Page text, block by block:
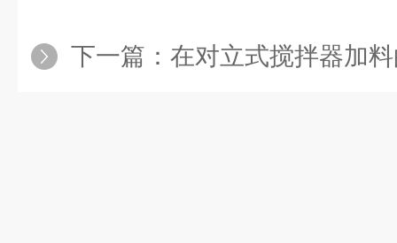
下一篇： 在对立式搅拌器加料的时